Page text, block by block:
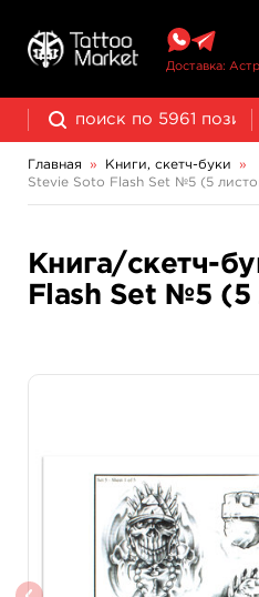
Доставка:
Главная » Книги, скетч-буки
»
Stevie Soto Flash Set №5 (5
Книга/скетч-
Flash Set №5 (5